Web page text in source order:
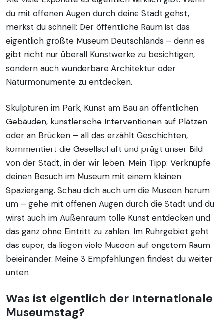
du mit offenen Augen durch deine Stadt gehst,
merkst du schnell: Der öffentliche Raum ist das
eigentlich größte Museum Deutschlands – denn es
gibt nicht nur überall Kunstwerke zu besichtigen,
sondern auch wunderbare Architektur oder
Naturmonumente zu entdecken.
Skulpturen im Park, Kunst am Bau an öffentlichen
Gebäuden, künstlerische Interventionen auf Plätzen
oder an Brücken – all das erzählt Geschichten,
kommentiert die Gesellschaft und prägt unser Bild
von der Stadt, in der wir leben. Mein Tipp: Verknüpfe
deinen Besuch im Museum mit einem kleinen
Spaziergang. Schau dich auch um die Museen herum
um – gehe mit offenen Augen durch die Stadt und du
wirst auch im Außenraum tolle Kunst entdecken und
das ganz ohne Eintritt zu zahlen. Im Ruhrgebiet geht
das super, da liegen viele Museen auf engstem Raum
beieinander. Meine 3 Empfehlungen findest du weiter
unten.
Was ist eigentlich der Internationale
Museumstag?